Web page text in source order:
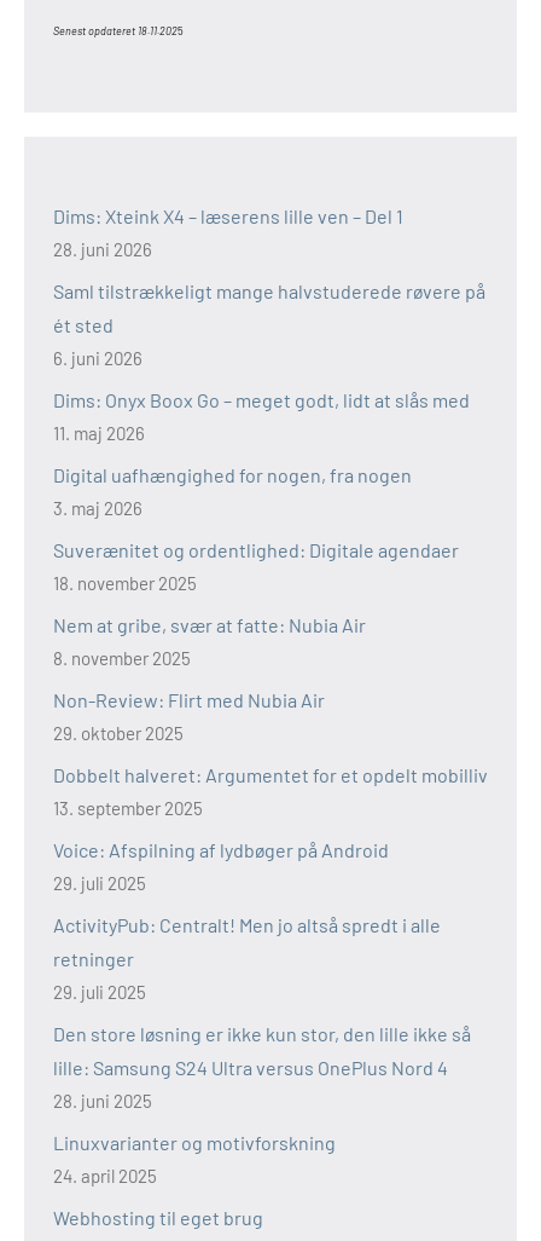
Senest opdateret 18.11.2025
Dims: Xteink X4 – læserens lille ven – Del 1
28. juni 2026
Saml tilstrækkeligt mange halvstuderede røvere på
ét sted
6. juni 2026
Dims: Onyx Boox Go – meget godt, lidt at slås med
11. maj 2026
Digital uafhængighed for nogen, fra nogen
3. maj 2026
Suverænitet og ordentlighed: Digitale agendaer
18. november 2025
Nem at gribe, svær at fatte: Nubia Air
8. november 2025
Non-Review: Flirt med Nubia Air
29. oktober 2025
Dobbelt halveret: Argumentet for et opdelt mobilliv
13. september 2025
Voice: Afspilning af lydbøger på Android
29. juli 2025
ActivityPub: Centralt! Men jo altså spredt i alle
retninger
29. juli 2025
Den store løsning er ikke kun stor, den lille ikke så
lille: Samsung S24 Ultra versus OnePlus Nord 4
28. juni 2025
Linuxvarianter og motivforskning
24. april 2025
Webhosting til eget brug